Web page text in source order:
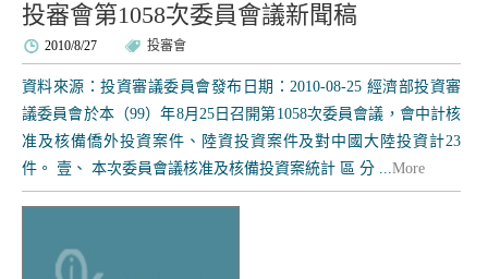
投審會第1058次委員會議新聞稿
2010/8/27 投審會
資料來源：投資審議委員會發布日期：2010-08-25 經濟部投資審
議委員會於本（99）年8月25日召開第1058次委員會議，會中計核
准及核備僑外投資案件、陸資投資案件及對中國大陸投資計23
件。 壹、 本次委員會議核准及核備投資案統計 區 分 ...More